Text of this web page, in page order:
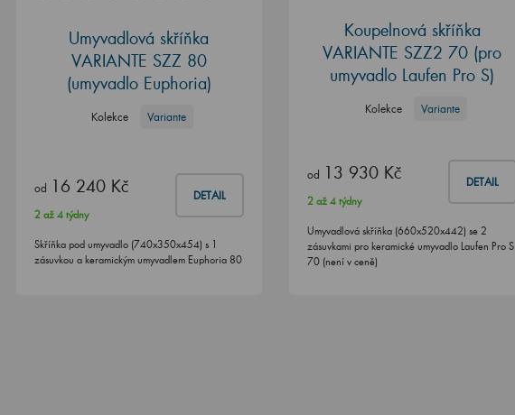
Umyvadlová skříňka
VARIANTE SZZ 80
(umyvadlo Euphoria)
Kolekce Variante
od 16 240 Kč DETAIL
2 až 4 týdny
Skříňka pod umyvadlo (740x350x454) s 1
zásuvkou a keramickým umyvadlem Euphoria 80
Koupelnová skříňka
VARIANTE SZZ2 70 (pro
umyvadlo Laufen Pro S)
Kolekce Variante
od 13 930 Kč DETAIL
2 až 4 týdny
Umyvadlová skříňka (660x520x442) se 2
zásuvkami pro keramické umyvadlo Laufen Pro S
70 (není v ceně)